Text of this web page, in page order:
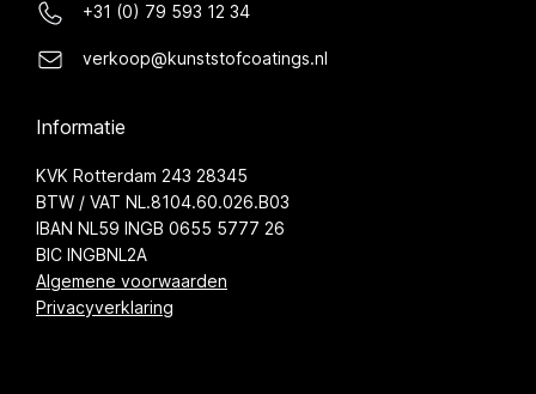
+31 (0) 79 593 12 34
verkoop@kunststofcoatings.nl
Informatie
KVK Rotterdam 243 28345
BTW / VAT NL.8104.60.026.B03
IBAN NL59 INGB 0655 5777 26
BIC INGBNL2A
Algemene voorwaarden
Privacyverklaring